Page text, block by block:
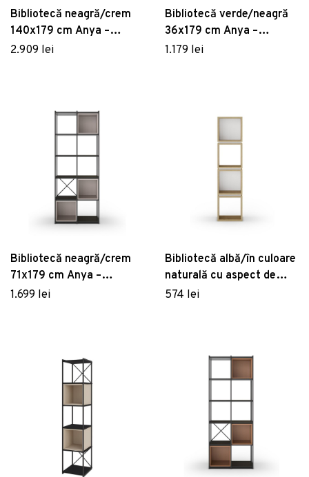
Bibliotecă neagră/crem
140x179 cm Anya –
Marckeric
2.909 lei
Bibliotecă verde/neagră
36x179 cm Anya –
Marckeric
1.179 lei
Bibliotecă neagră/crem
71x179 cm Anya –
Marckeric
1.699 lei
Bibliotecă albă/în culoare
naturală cu aspect de
lemn de stejar 32x133 cm
574 lei